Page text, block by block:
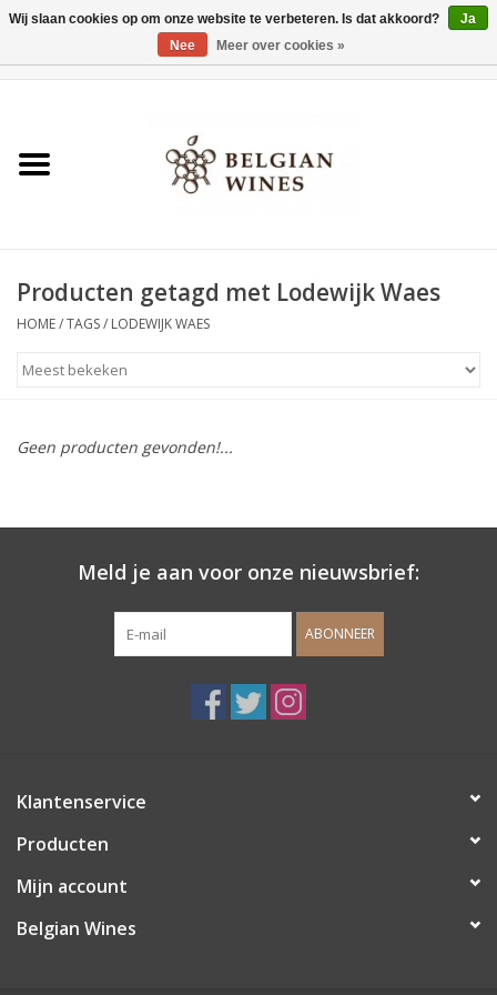
Wijnen
Wijnbar Antwerpen
Producten getagd met Lodewijk Waes
HOME/TAGS/ LODEWIJK WAES
Geen producten gevonden!...
Meld je aan voor onze nieuwsbrief:
ABONNEER
Klantenservice
Producten
Mijn account
Belgian Wines
Wij slaan cookies op om onze website te verbeteren. Is dat akkoord?
Ja
Nee
Meer over cookies »